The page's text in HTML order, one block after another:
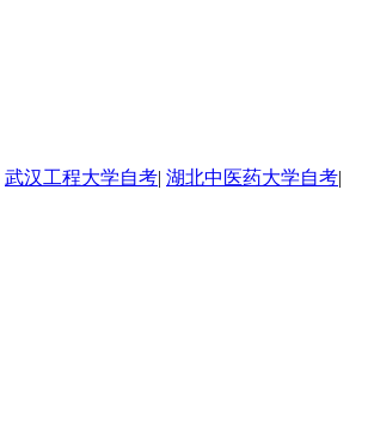
武汉工程大学自考| 湖北中医药大学自考|